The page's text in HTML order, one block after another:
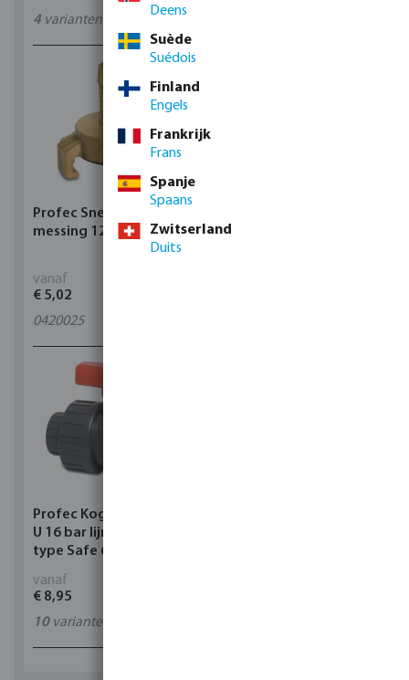
4 varianten
Profec Snelkoppeling
messing 12 bar slangtule
vanaf
€ 5,02
0420025
X-CORE Indoor
Profec Kogelkraan PVC-
U 16 bar lijmmof grijs
type Safe 600
vanaf
€ 8,95
10varianten
Deens
Suède
Suédois
Finland
Engels
Frankrijk
Frans
Spanje
Spaans
Zwitserland
Duits